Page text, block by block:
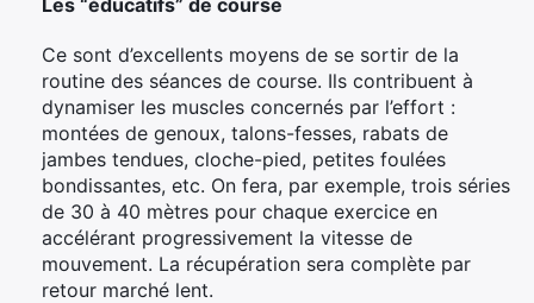
Ce sont d’excellents moyens de se sortir de la
routine des séances de course. Ils contribuent à
dynamiser les muscles concernés par l’effort :
montées de genoux, talons-fesses, rabats de
jambes tendues, cloche-pied, petites foulées
bondissantes, etc. On fera, par exemple, trois séries
de 30 à 40 mètres pour chaque exercice en
accélérant progressivement la vitesse de
mouvement. La récupération sera complète par
retour marché lent.